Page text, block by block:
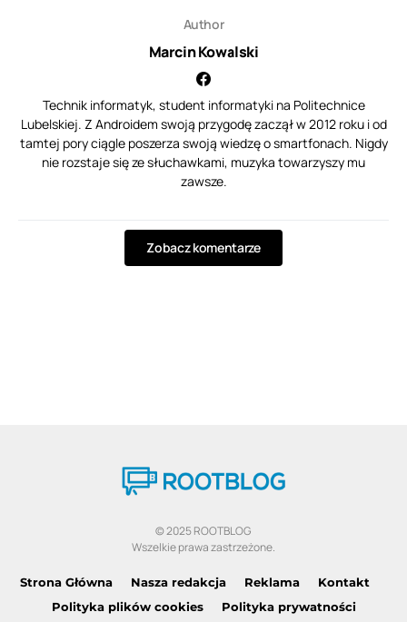
Author
Marcin Kowalski
Technik informatyk, student informatyki na Politechnice
Lubelskiej. Z Androidem swoją przygodę zaczął w 2012 roku i od
tamtej pory ciągle poszerza swoją wiedzę o smartfonach. Nigdy
nie rozstaje się ze słuchawkami, muzyka towarzyszy mu
zawsze.
Zobacz komentarze
© 2025 ROOTBLOG
Wszelkie prawa zastrzeżone.
Strona Główna Nasza redakcja Reklama
Kontakt
Polityka plików cookies
Polityka prywatności